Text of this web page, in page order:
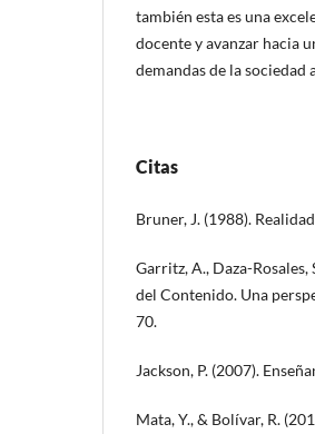
también esta es una
docente y avanzar hacia
demandas de la sociedad
Citas
Bruner, J. (1988).
Garritz, A., Daza-
del Contenido. Una
70.
Jackson, P. (2007).
Mata, Y., & Bolívar, R.